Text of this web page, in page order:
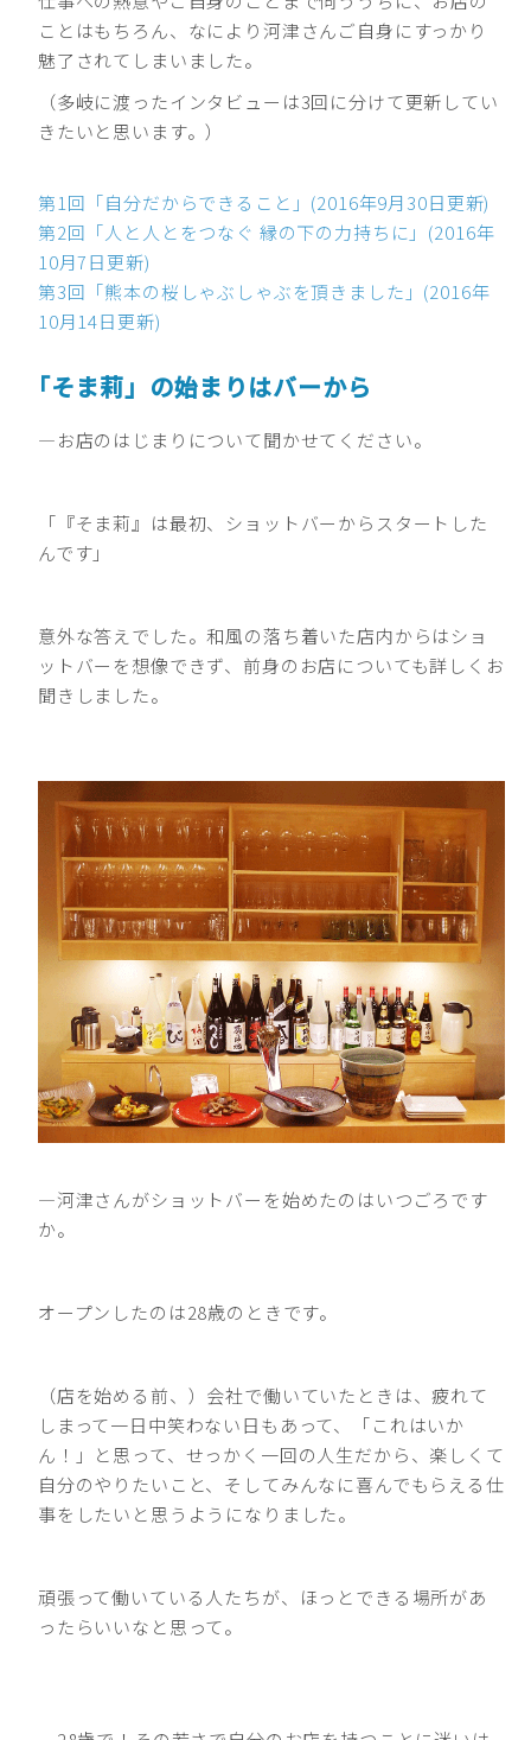
ことはもちろん、なにより河津さんご自身にすっかり
魅了されてしまいました。
（多岐に渡ったインタビューは3回に分けて更新してい
きたいと思います。）
第1回「自分だからできること」(2016年9月30日更新)
第2回「人と人とをつなぐ 縁の下の力持ちに」(2016年
10月7日更新)
第3回「熊本の桜しゃぶしゃぶを頂きました」(2016年
10月14日更新)
「そま莉」の始まりはバーから
―お店のはじまりについて聞かせてください。
「『そま莉』は最初、ショットバーからスタートした
んです」
意外な答えでした。和風の落ち着いた店内からはショ
ットバーを想像できず、前身のお店についても詳しくお
聞きしました。
―河津さんがショットバーを始めたのはいつごろです
か。
オープンしたのは28歳のときです。
（店を始める前、）会社で働いていたときは、疲れて
しまって一日中笑わない日もあって、「これはいか
ん！」と思って、せっかく一回の人生だから、楽しくて
自分のやりたいこと、そしてみんなに喜んでもらえる仕
事をしたいと思うようになりました。
頑張って働いている人たちが、ほっとできる場所があ
ったらいいなと思って。